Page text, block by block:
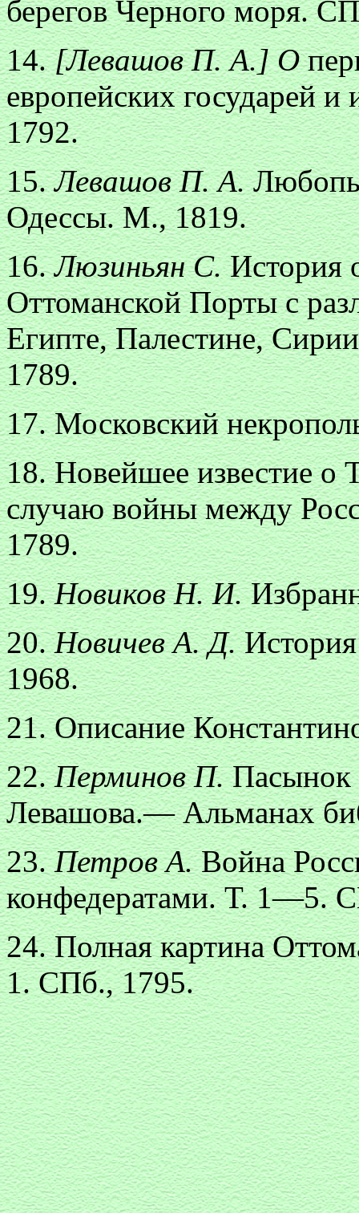
берегов Черного моря.
14.[Левашов П. А.] О
европейских государей
1792.
15.Левашов П. А.
Одессы. М., 1819.
16.Люзиньян С.История
Оттоманской Порты с
Египте, Палестине,
1789.
17. Московский
18. Новейшее известие о
случаю войны между
1789.
19.Новиков Н. И.
20.Новичев А. Д.
1968.
21. Описание
22.Перминов П.Пасынок
Левашова.— Альманах
23.Петров А.Война
конфедератами. Т. 1—5.
24. Полная картина
1. СПб., 1795.